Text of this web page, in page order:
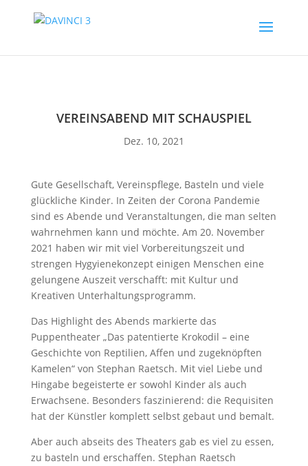
VEREINSABEND MIT SCHAUSPIEL
Dez. 10, 2021
Gute Gesellschaft, Vereinspflege, Basteln und viele
glückliche Kinder. In Zeiten der Corona Pandemie
sind es Abende und Veranstaltungen, die man selten
wahrnehmen kann und möchte. Am 20. November
2021 haben wir mit viel Vorbereitungszeit und
strengen Hygyienekonzept einigen Menschen eine
gelungene Auszeit verschafft: mit Kultur und
Kreativen Unterhaltungsprogramm.
Das Highlight des Abends markierte das
Puppentheater „Das patentierte Krokodil – eine
Geschichte von Reptilien, Affen und zugeknöpften
Kamelen“ von Stephan Raetsch. Mit viel Liebe und
Hingabe begeisterte er sowohl Kinder als auch
Erwachsene. Besonders faszinierend: die Requisiten
hat der Künstler komplett selbst gebaut und bemalt.
Aber auch abseits des Theaters gab es viel zu essen,
zu basteln und erschaffen. Stephan Raetsch